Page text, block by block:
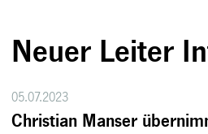
Neuer Leiter
05.07.2023
Christian Manser